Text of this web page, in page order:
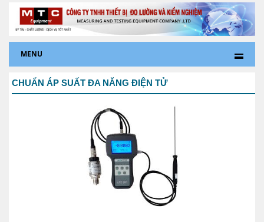
MENU
CHUẨN ÁP SUẤT ĐA NĂNG ĐIỆN TỬ